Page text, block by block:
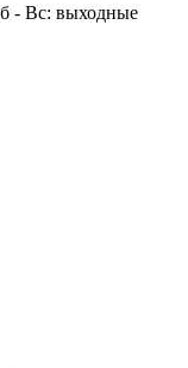
- Вс: выходные